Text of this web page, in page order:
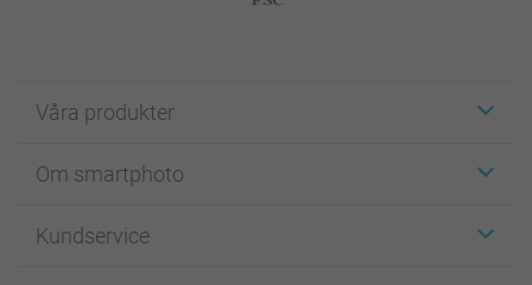
Våra produkter
Fotokort
Fotoböcker
Om smartphoto
För affiliates
Kundservice